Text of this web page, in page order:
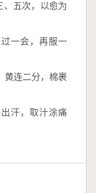
、五次，以愈为
一会，再服一
黄连二分，棉裹
汗，取汁涂痛